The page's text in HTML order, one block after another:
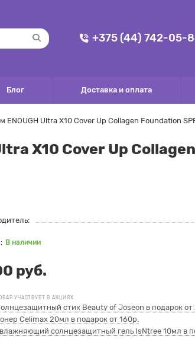
+375 (44) 742-05-
Блог Доставка и оплата
ENOUGH Ultra X10 Cover Up Collagen Foundation
X10 Cover Up
В наличии
руб.
УЧАСТВУЕТ В АКЦИЯХ
стик Beauty of Joseon в подарок от
Celimax 20мл в подарок от 160р.
солнцезащитный гель IsNtree 10мл в